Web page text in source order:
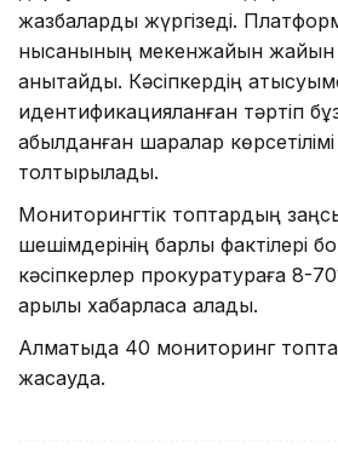
жазбаларды жүргізеді.
нысанының мекенжайын жайын
анықтайды. Кәсіпкердің
идентификацияланған тәртіп
қабылданған шаралар
толтырылады.
Мониторингтік топтардың
шешімдерінің барлық фактілері
кәсіпкерлер прокуратураға 8-
арқылы хабарласа алады.
Алматыда 40 мониторинг
жасауда.